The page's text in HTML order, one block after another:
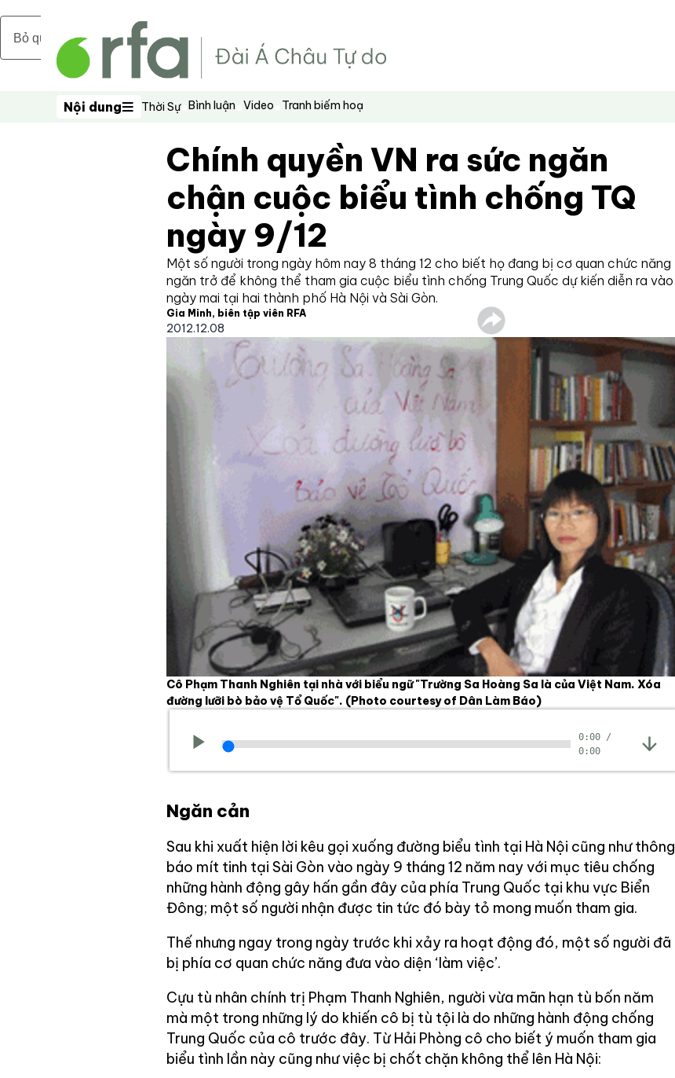
Bỏ qua nội dung chính
Nội dung
Nội dung Thời Sự Bình luận Video Tranh biếm hoạ
Chính quyền VN ra sức ngăn
chận cuộc biểu tình chống TQ
ngày 9/12
Một số người trong ngày hôm nay 8 tháng 12 cho biết họ đang bị cơ quan chức năng
ngăn trở để không thể tham gia cuộc biểu tình chống Trung Quốc dự kiến diễn ra vào
ngày mai tại hai thành phố Hà Nội và Sài Gòn.
Gia Minh, biên tập viên RFA
2012.12.08
Cô Phạm Thanh Nghiên tại nhà với biểu ngữ "Trường Sa Hoàng Sa là của Việt Nam. Xóa
đường lưỡi bò bảo vệ Tổ Quốc". (Photo courtesy of Dân Làm Báo)
0:00 /
0:00
Ngăn cản
Sau khi xuất hiện lời kêu gọi xuống đường biểu tình tại Hà Nội cũng như thông
báo mít tinh tại Sài Gòn vào ngày 9 tháng 12 năm nay với mục tiêu chống
những hành động gây hấn gần đây của phía Trung Quốc tại khu vực Biển
Đông; một số người nhận được tin tức đó bày tỏ mong muốn tham gia.
Thế nhưng ngay trong ngày trước khi xảy ra hoạt động đó, một số người đã
bị phía cơ quan chức năng đưa vào diện ‘làm việc’.
Cựu tù nhân chính trị Phạm Thanh Nghiên, người vừa mãn hạn tù bốn năm
mà một trong những lý do khiến cô bị tù tội là do những hành động chống
Trung Quốc của cô trước đây. Từ Hải Phòng cô cho biết ý muốn tham gia
biểu tình lần này cũng như việc bị chốt chặn không thể lên Hà Nội: